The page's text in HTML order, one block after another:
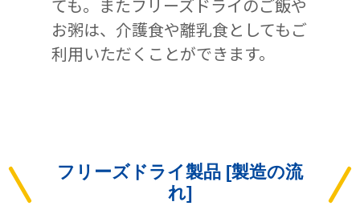
ても。またフリーズドライのご飯や
お粥は、介護食や離乳食としてもご
利用いただくことができます。
フリーズドライ製品 [製造の流
れ]